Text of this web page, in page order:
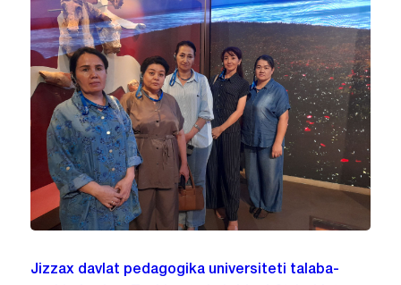
Jizzax davlat pedagogika universiteti talaba-